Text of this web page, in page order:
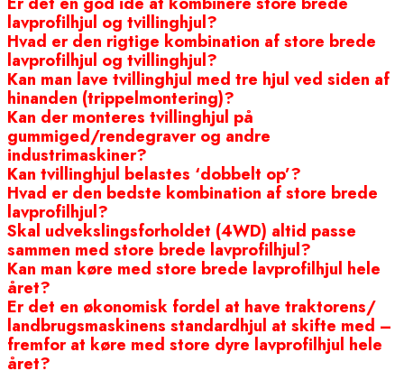
lavprofilhjul og tvillinghjul?
Hvad er den rigtige kombination af store brede
lavprofilhjul og tvillinghjul?
Kan man lave tvillinghjul med tre hjul ved siden af
hinanden (trippelmontering)?
Kan der monteres tvillinghjul på
gummiged/rendegraver og andre
industrimaskiner?
Kan tvillinghjul belastes ‘dobbelt op’?
Hvad er den bedste kombination af store brede
lavprofilhjul?
Skal udvekslingsforholdet (4WD) altid passe
sammen med store brede lavprofilhjul?
Kan man køre med store brede lavprofilhjul hele
året?
Er det en økonomisk fordel at have traktorens/
landbrugsmaskinens standardhjul at skifte med –
fremfor at køre med store dyre lavprofilhjul hele
året?